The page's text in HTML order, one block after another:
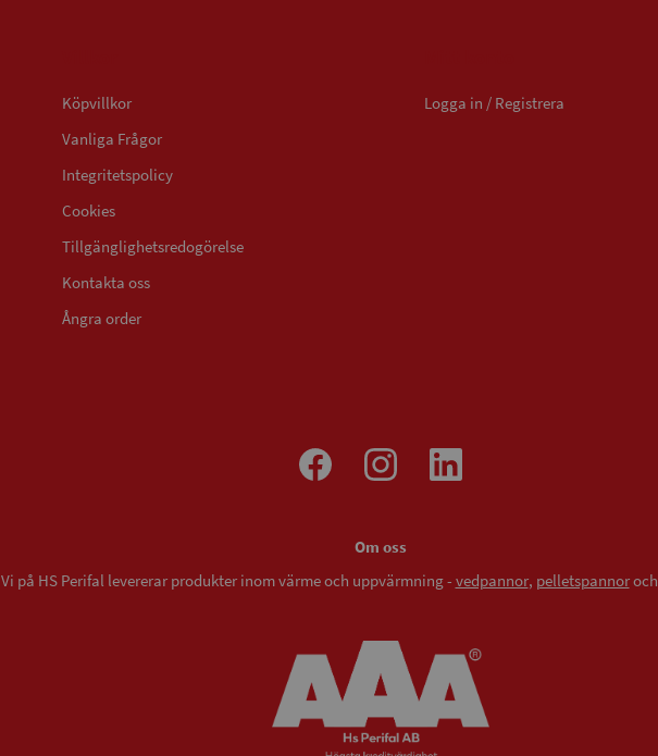
Köpvillkor
Vanliga Frågor
Integritetspolicy
Cookies
Tillgänglighetsredogörelse
Kontakta oss
Ångra order
Logga in / Registrera
Om oss
Vi på HS Perifal levererar produkter inom värme och uppvärmning - vedpannor, pelletspannoroch